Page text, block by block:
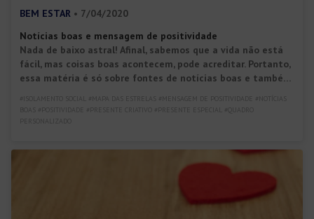
BEM ESTAR • 7/04/2020
Notícias boas e mensagem de positividade
Nada de baixo astral! Afinal, sabemos que a vida não está
fácil, mas coisas boas acontecem, pode acreditar. Portanto,
essa matéria é só sobre fontes de notícias boas e também